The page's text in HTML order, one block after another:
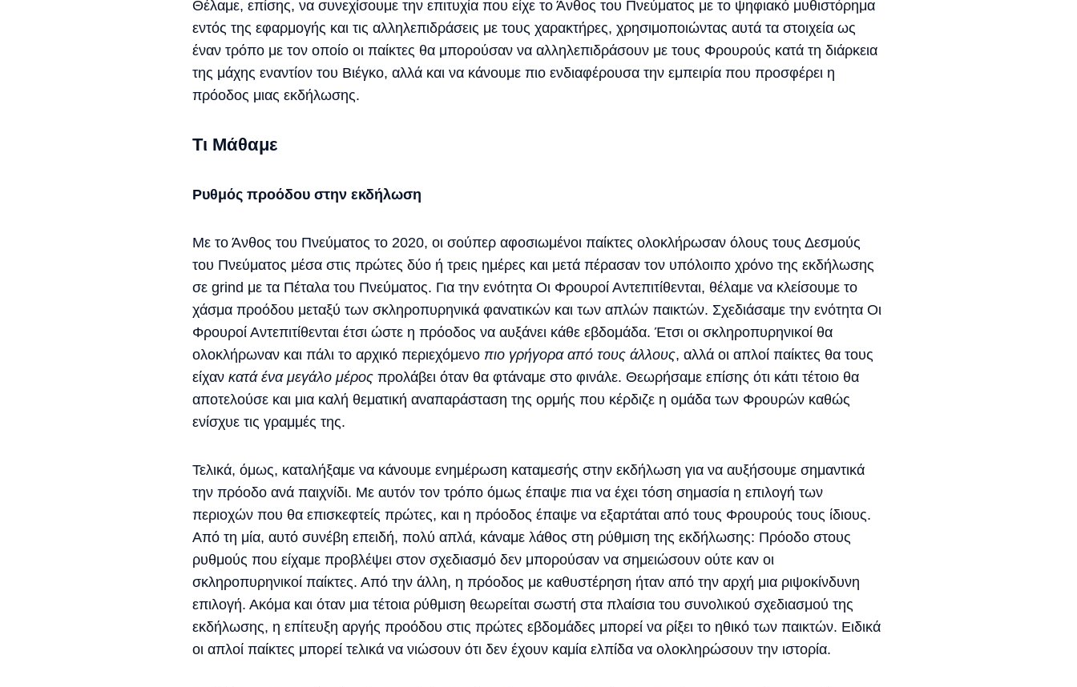
Θέλαμε, επίσης, να συνεχίσουμε την επιτυχία που είχε το Άνθος του Πνεύματος με το ψηφιακό μυθιστόρημα
εντός της εφαρμογής και τις αλληλεπιδράσεις με τους χαρακτήρες, χρησιμοποιώντας αυτά τα στοιχεία ως
έναν τρόπο με τον οποίο οι παίκτες θα μπορούσαν να αλληλεπιδράσουν με τους Φρουρούς κατά τη διάρκεια
της μάχης εναντίον του Βιέγκο, αλλά και να κάνουμε πιο ενδιαφέρουσα την εμπειρία που προσφέρει η
πρόοδος μιας εκδήλωσης.
Τι Μάθαμε
Ρυθμός προόδου στην εκδήλωση
Με το Άνθος του Πνεύματος το 2020, οι σούπερ αφοσιωμένοι παίκτες ολοκλήρωσαν όλους τους Δεσμούς
του Πνεύματος μέσα στις πρώτες δύο ή τρεις ημέρες και μετά πέρασαν τον υπόλοιπο χρόνο της εκδήλωσης
σε grind με τα Πέταλα του Πνεύματος. Για την ενότητα Οι Φρουροί Αντεπιτίθενται, θέλαμε να κλείσουμε το
χάσμα προόδου μεταξύ των σκληροπυρηνικά φανατικών και των απλών παικτών. Σχεδιάσαμε την ενότητα Οι
Φρουροί Αντεπιτίθενται έτσι ώστε η πρόοδος να αυξάνει κάθε εβδομάδα. Έτσι οι σκληροπυρηνικοί θα
ολοκλήρωναν και πάλι το αρχικό περιεχόμενο πιο γρήγορα από τους άλλους, αλλά οι απλοί παίκτες θα τους
είχαν κατά ένα μεγάλο μέρος προλάβει όταν θα φτάναμε στο φινάλε. Θεωρήσαμε επίσης ότι κάτι τέτοιο θα
αποτελούσε και μια καλή θεματική αναπαράσταση της ορμής που κέρδιζε η ομάδα των Φρουρών καθώς
ενίσχυε τις γραμμές της.
Τελικά, όμως, καταλήξαμε να κάνουμε ενημέρωση καταμεσής στην εκδήλωση για να αυξήσουμε σημαντικά
την πρόοδο ανά παιχνίδι. Με αυτόν τον τρόπο όμως έπαψε πια να έχει τόση σημασία η επιλογή των
περιοχών που θα επισκεφτείς πρώτες, και η πρόοδος έπαψε να εξαρτάται από τους Φρουρούς τους ίδιους.
Από τη μία, αυτό συνέβη επειδή, πολύ απλά, κάναμε λάθος στη ρύθμιση της εκδήλωσης: Πρόοδο στους
ρυθμούς που είχαμε προβλέψει στον σχεδιασμό δεν μπορούσαν να σημειώσουν ούτε καν οι
σκληροπυρηνικοί παίκτες. Από την άλλη, η πρόοδος με καθυστέρηση ήταν από την αρχή μια ριψοκίνδυνη
επιλογή. Ακόμα και όταν μια τέτοια ρύθμιση θεωρείται σωστή στα πλαίσια του συνολικού σχεδιασμού της
εκδήλωσης, η επίτευξη αργής προόδου στις πρώτες εβδομάδες μπορεί να ρίξει το ηθικό των παικτών. Ειδικά
οι απλοί παίκτες μπορεί τελικά να νιώσουν ότι δεν έχουν καμία ελπίδα να ολοκληρώσουν την ιστορία.